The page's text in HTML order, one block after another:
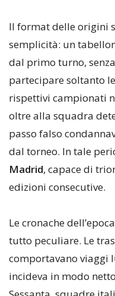
Il format delle origini
semplicità: un
dal primo turno,
partecipare soltanto
rispettivi campionati
oltre alla squadra
passo falso
dal torneo. In tale
Madrid, capace di
edizioni consecutive.
Le cronache
tutto peculiare. Le
comportavano viaggi
incideva in modo